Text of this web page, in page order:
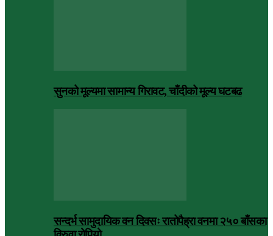
सुनको मूल्यमा सामान्य गिरावट, चाँदीको मूल्य घटबढ
सन्दर्भ सामुदायिक वन दिवसः रातोपैह्रा वनमा २५० बाँसका